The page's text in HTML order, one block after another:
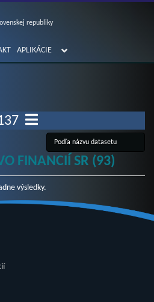
republiky
APLIKÁCIE
FINANCIÍ SR (93)
výsledky.